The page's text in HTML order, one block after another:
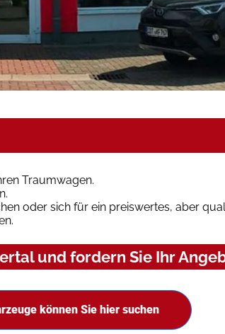
Traumwagen.
oder sich für ein preiswertes, aber
und fordern Sie Ihr
können Sie hier suchen